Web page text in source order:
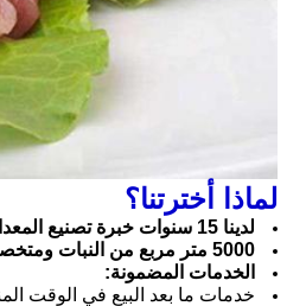
لماذا أخترتنا؟
لدينا 15 سنوات خبرة تصنيع المعدات الأصلية وأوديإم.
5000 متر مربع من النبات ومتخصصة في آلة تجهيز الأغذية ؛
الخدمات المضمونة:
خدمات ما بعد البيع في الوقت